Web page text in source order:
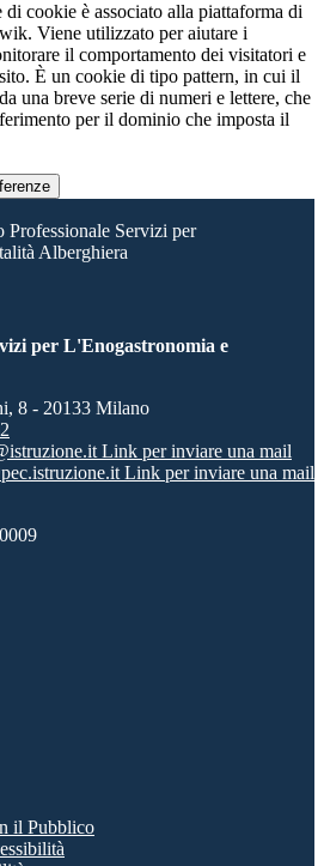
di cookie è associato alla piattaforma di
Viene utilizzato per aiutare i
il comportamento dei visitatori e
È un cookie di tipo pattern, in cui il
una breve serie di numeri e lettere, che
per il dominio che imposta il
Professionale Servizi per
Alberghiera
per L'Enogastronomia e
8 - 20133 Milano
Link per inviare una mail
Link per inviare una mail
il Pubblico